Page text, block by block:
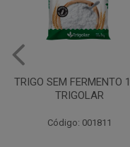
LEITE CONDENSADO
SEMIDESNATADO TIROL
Código: 046325